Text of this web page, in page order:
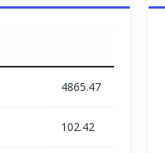
4865.47
102.42